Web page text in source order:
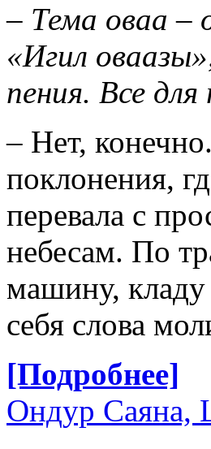
– Тема оваа –
«Игил
пения. Все
– Нет,
поклонения,
перевала с
небесам. По
машину,
себя слова
[Подробнее]
Ондур Саяна,